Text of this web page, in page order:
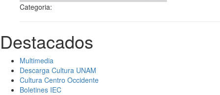
Categoria:
Destacados
Multimedia
Descarga Cultura UNAM
Cultura Centro Occidente
Boletines IEC